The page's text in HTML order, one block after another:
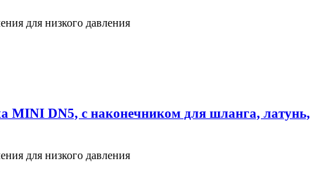
для низкого давления
MINI DN5, с наконечником для шланга, латунь,
для низкого давления